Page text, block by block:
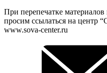
При перепечатке
просим ссылаться на центр
www.sova-center.ru